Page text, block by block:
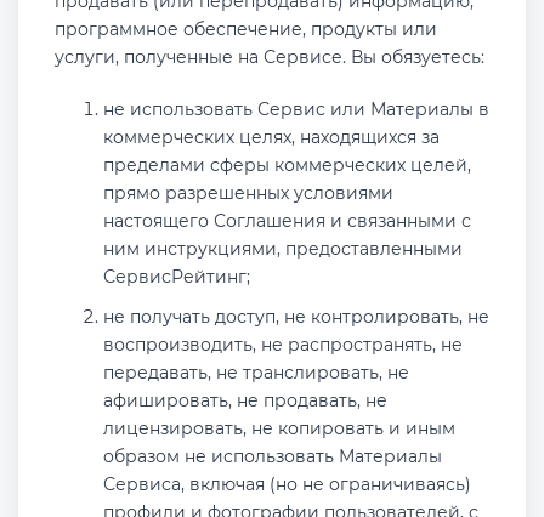
программное обеспечение, продукты или
услуги, полученные на Сервисе. Вы обязуетесь:
не использовать Сервис или Материалы в
коммерческих целях, находящихся за
пределами сферы коммерческих целей,
прямо разрешенных условиями
настоящего Соглашения и связанными с
ним инструкциями, предоставленными
СервисРейтинг;
не получать доступ, не контролировать, не
воспроизводить, не распространять, не
передавать, не транслировать, не
афишировать, не продавать, не
лицензировать, не копировать и иным
образом не использовать Материалы
Сервиса, включая (но не ограничиваясь)
профили и фотографии пользователей, с